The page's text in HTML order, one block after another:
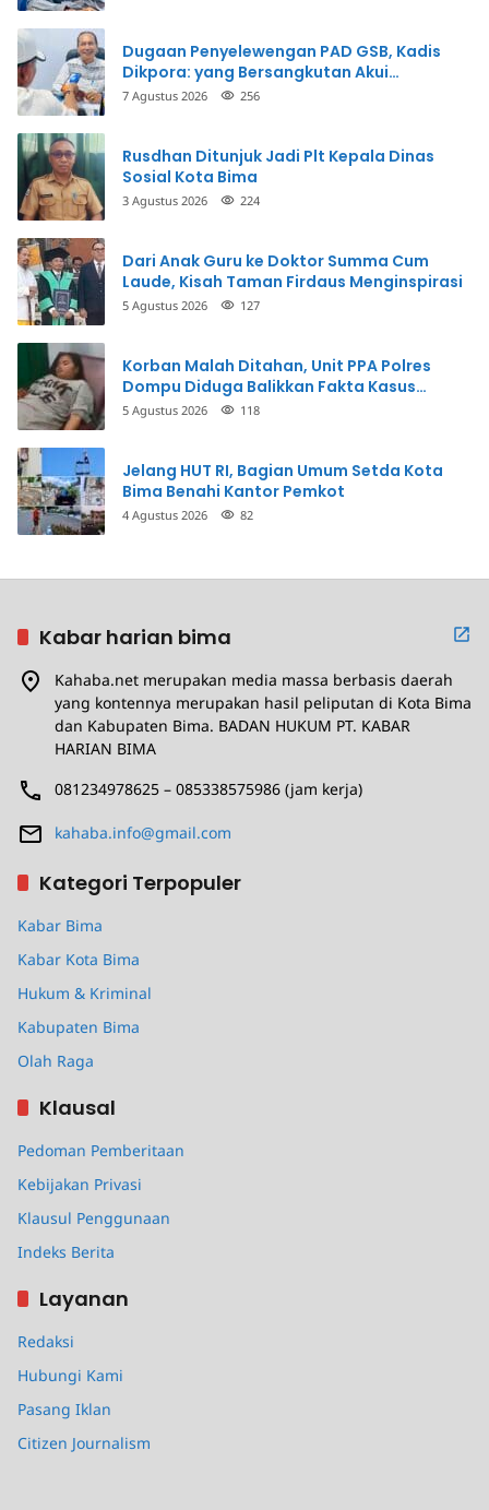
Dugaan Penyelewengan PAD GSB, Kadis
Dikpora: yang Bersangkutan Akui
Perbuatannya dan Siap Mengembalikan
7 Agustus 2026 256
Rusdhan Ditunjuk Jadi Plt Kepala Dinas
Sosial Kota Bima
3 Agustus 2026 224
Dari Anak Guru ke Doktor Summa Cum
Laude, Kisah Taman Firdaus Menginspirasi
5 Agustus 2026 127
Korban Malah Ditahan, Unit PPA Polres
Dompu Diduga Balikkan Fakta Kasus
Penganiayaan
5 Agustus 2026 118
Jelang HUT RI, Bagian Umum Setda Kota
Bima Benahi Kantor Pemkot
4 Agustus 2026 82
Kabar harian bima
Kahaba.net merupakan media massa berbasis daerah
yang kontennya merupakan hasil peliputan di Kota Bima
dan Kabupaten Bima. BADAN HUKUM PT. KABAR
HARIAN BIMA
081234978625 – 085338575986 (jam kerja)
kahaba.info@gmail.com
Kategori Terpopuler
Kabar Bima
Kabar Kota Bima
Hukum & Kriminal
Kabupaten Bima
Olah Raga
Klausal
Pedoman Pemberitaan
Kebijakan Privasi
Klausul Penggunaan
Indeks Berita
Layanan
Redaksi
Hubungi Kami
Pasang Iklan
Citizen Journalism